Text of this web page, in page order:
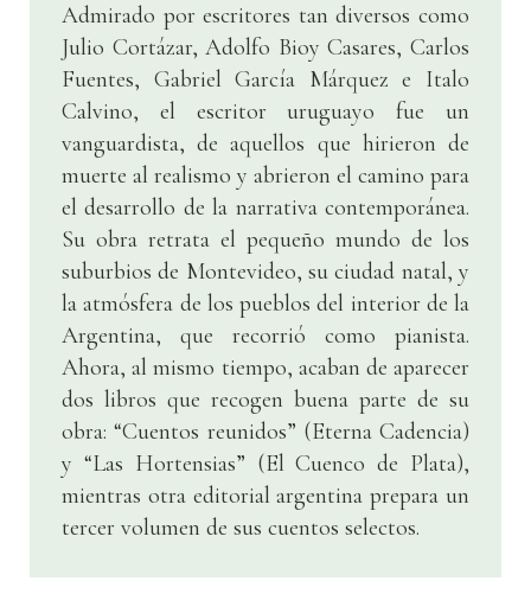
Admirado por escritores tan diversos como
Julio Cortázar, Adolfo Bioy Casares, Carlos
Fuentes, Gabriel García Márquez e Italo
Calvino, el escritor uruguayo fue un
vanguardista, de aquellos que hirieron de
muerte al realismo y abrieron el camino para
el desarrollo de la narrativa contemporánea.
Su obra retrata el pequeño mundo de los
suburbios de Montevideo, su ciudad natal, y
la atmósfera de los pueblos del interior de la
Argentina, que recorrió como pianista.
Ahora, al mismo tiempo, acaban de aparecer
dos libros que recogen buena parte de su
obra: “Cuentos reunidos” (Eterna Cadencia)
y “Las Hortensias” (El Cuenco de Plata),
mientras otra editorial argentina prepara un
tercer volumen de sus cuentos selectos.